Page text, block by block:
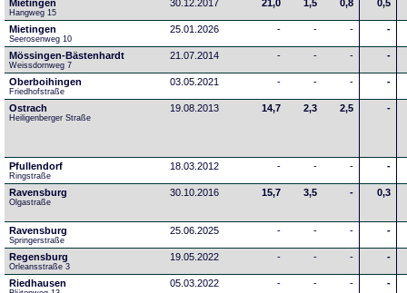
Mietingen
Hangweg 15
30.12.2017 21,0 1,5 0,8 0,5
Mietingen
Seerosenweg 10
25.01.2026 - - - -
Mössingen-Bästenhardt
Weissdornweg 7
21.07.2014 - - - -
Oberboihingen
Friedhofstraße
03.05.2021 - - - -
Ostrach
Heiligenberger Straße
19.08.2013 14,7 2,3 2,5 -
Pfullendorf
Ringstraße
18.03.2012 - - - -
Ravensburg
Olgastraße
30.10.2016 15,7 3,5 - 0,3
Ravensburg
Springerstraße
25.06.2025 - - - -
Regensburg
Orleansstraße 3
19.05.2022 - - - -
Riedhausen 05.03.2022 - - - -